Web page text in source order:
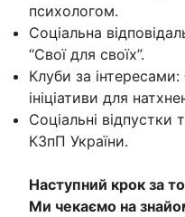
психологом.
Соціальна
“Свої для своїх”.
Клуби за
ініціативи для
Соціальні відпустки
КЗпП України.
Наступний крок за
Ми чекаємо на